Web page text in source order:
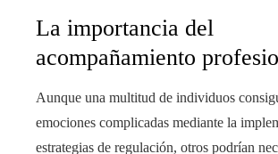
La importancia del
acompañamiento
Aunque una multitud de individuos
emociones complicadas mediante la
estrategias de regulación, otros podrían